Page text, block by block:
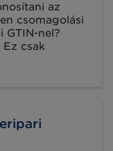
az
csomagolási
GTIN-nel?
Ez csak
mint nap
amelyek